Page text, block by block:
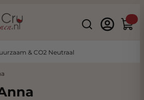
Search
& CO2 Neutraal